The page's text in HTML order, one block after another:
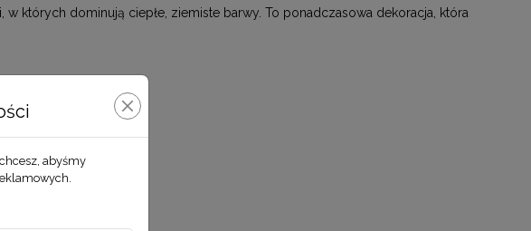
których dominują ciepłe, ziemiste barwy. To ponadczasowa dekoracja, która
abyśmy